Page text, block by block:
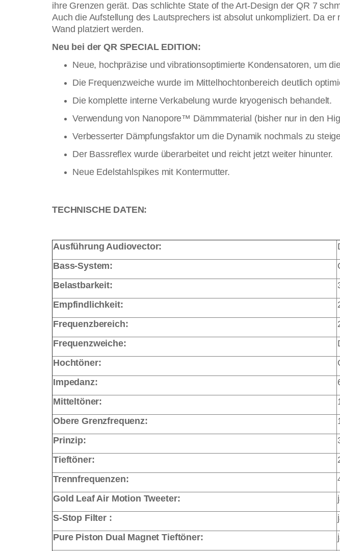
ihre Grenzen gerät. Das schlichte State of the Art-Design der QR 7
Auch die Aufstellung des Lautsprechers ist absolut unkompliziert. Da
Wand platziert werden.
Neu bei der QR SPECIAL EDITION:
Neue, hochpräzise und vibrationsoptimierte Kondensatoren, um
Die Frequenzweiche wurde im Mittelhochtonbereich deutlich
Die komplette interne Verkabelung wurde kryogenisch behandelt.
Verwendung von Nanopore™ Dämmmaterial (bisher nur in den
Verbesserter Dämpfungsfaktor um die Dynamik nochmals zu
Der Bassreflex wurde überarbeitet und reicht jetzt weiter hinunter.
Neue Edelstahlspikes mit Kontermutter.
TECHNISCHE DATEN:
Ausführung Audiovector:
Bass-System:
Belastbarkeit:
Empfindlichkeit:
Frequenzbereich:
Frequenzweiche:
Hochtöner:
Impedanz:
Mitteltöner:
Obere Grenzfrequenz:
Prinzip:
Tieftöner:
Trennfrequenzen:
Gold Leaf Air Motion Tweeter:
S-Stop Filter :
Pure Piston Dual Magnet Tieftöner: